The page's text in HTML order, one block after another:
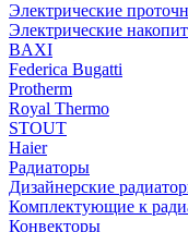
Электрические
Электрические
BAXI
Federica Bugatti
Protherm
Royal Thermo
STOUT
Haier
Радиаторы
Дизайнерские
Комплектующие к
Конвекторы